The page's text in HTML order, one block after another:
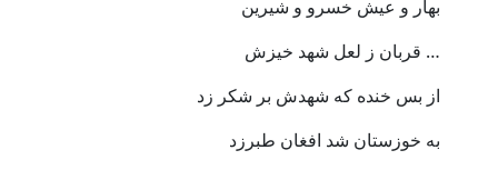
بهار و عیش خسرو و شیرین
… قربان ز لعل شهد خیزش
از بس خنده که شهدش بر شکر زد
به خوزستان شد افغان طبرزد